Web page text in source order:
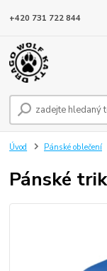
+420 731 722 844
Úvod Pánské oblečení
Pánské